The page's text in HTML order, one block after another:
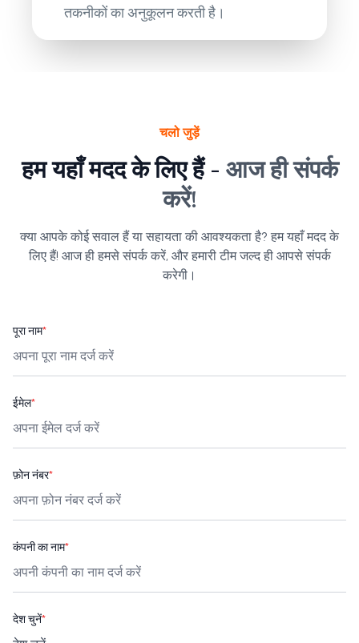
तकनीकों का अनुकूलन करती है।
चलो जुड़ें
हम यहाँ मदद के लिए हैं - आज ही संपर्क
करें!
क्या आपके कोई सवाल हैं या सहायता की आवश्यकता है? हम यहाँ मदद के
लिए हैं! आज ही हमसे संपर्क करें, और हमारी टीम जल्द ही आपसे संपर्क
करेगी।
पूरा नाम*
ईमेल*
फ़ोन नंबर*
कंपनी का नाम*
देश चुनें*